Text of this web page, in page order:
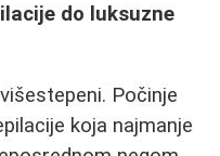
do luksuzne
Počinje
koja najmanje